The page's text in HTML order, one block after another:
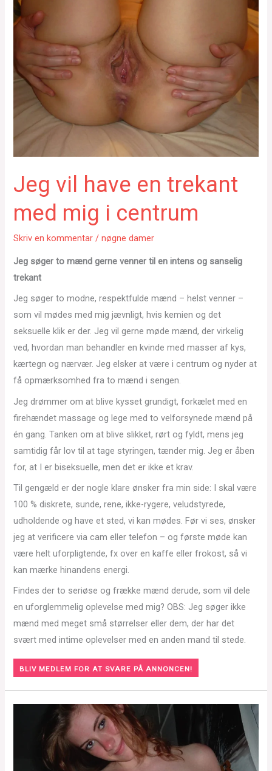
Jeg vil have en trekant
med mig i centrum
Skriv en kommentar /nøgne damer
Jeg søger to mænd gerne venner til en intens og sanselig
trekant
Jeg søger to modne, respektfulde mænd – helst venner –
som vil mødes med mig jævnligt, hvis kemien og det
seksuelle klik er der. Jeg vil gerne møde mænd, der virkelig
ved, hvordan man behandler en kvinde med masser af kys,
kærtegn og nærvær. Jeg elsker at være i centrum og nyder at
få opmærksomhed fra to mænd i sengen.
Jeg drømmer om at blive kysset grundigt, forkælet med en
firehændet massage og lege med to velforsynede mænd på
én gang. Tanken om at blive slikket, rørt og fyldt, mens jeg
samtidig får lov til at tage styringen, tænder mig. Jeg er åben
for, at I er biseksuelle, men det er ikke et krav.
Til gengæld er der nogle klare ønsker fra min side: I skal være
100 % diskrete, sunde, rene, ikke-rygere, veludstyrede,
udholdende og have et sted, vi kan mødes. Før vi ses, ønsker
jeg at verificere via cam eller telefon – og første møde kan
være helt uforpligtende, fx over en kaffe eller frokost, så vi
kan mærke hinandens energi.
Findes der to seriøse og frække mænd derude, som vil dele
en uforglemmelig oplevelse med mig? OBS: Jeg søger ikke
mænd med meget små størrelser eller dem, der har det
svært med intime oplevelser med en anden mand til stede.
BLIV MEDLEM FOR AT SVARE PÅ ANNONCEN!